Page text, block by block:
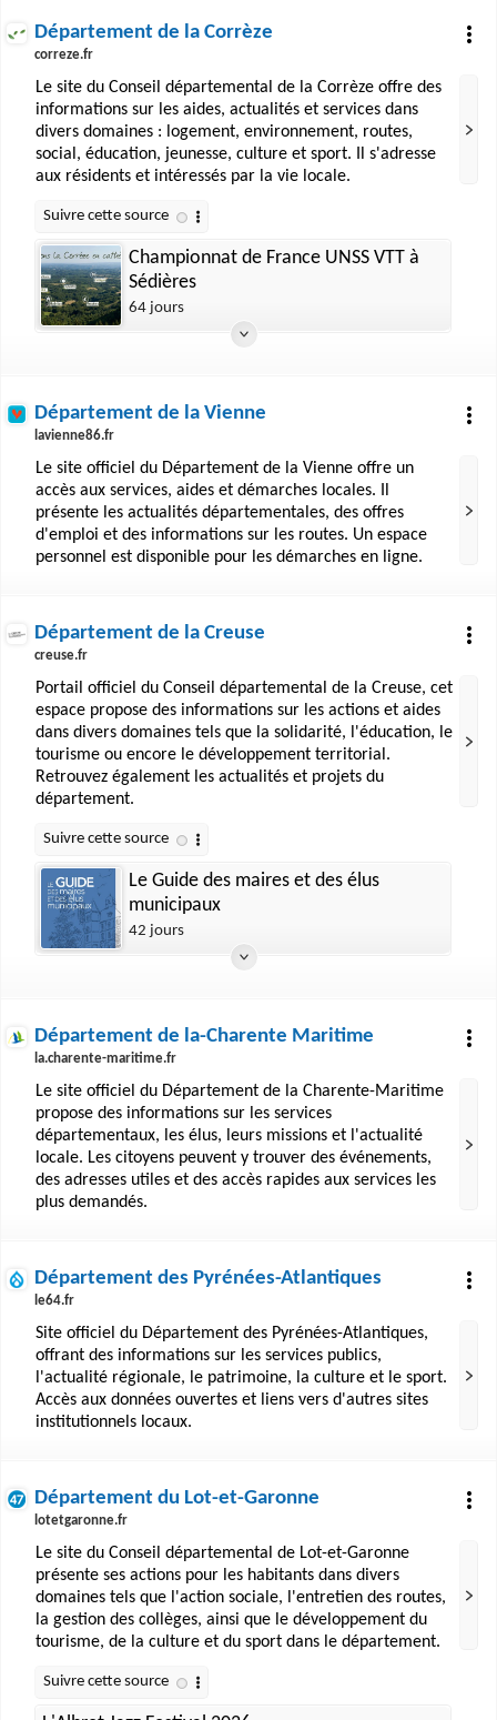
Département de la Corrèze
correze.fr
Le site du Conseil départemental de la Corrèze offre des
informations sur les aides, actualités et services dans
divers domaines : logement, environnement, routes,
social, éducation, jeunesse, culture et sport. Il s'adresse
aux résidents et intéressés par la vie locale.
Championnat de France UNSS VTT à
Sédières
64 jours
Département de la Vienne
lavienne86.fr
Le site officiel du Département de la Vienne offre un
accès aux services, aides et démarches locales. Il
présente les actualités départementales, des offres
d'emploi et des informations sur les routes. Un espace
personnel est disponible pour les démarches en ligne.
Département de la Creuse
creuse.fr
Portail officiel du Conseil départemental de la Creuse, cet
espace propose des informations sur les actions et aides
dans divers domaines tels que la solidarité, l'éducation, le
tourisme ou encore le développement territorial.
Retrouvez également les actualités et projets du
département.
Le Guide des maires et des élus
municipaux
42 jours
Département de la-Charente Maritime
la.charente-maritime.fr
Le site officiel du Département de la Charente-Maritime
propose des informations sur les services
départementaux, les élus, leurs missions et l'actualité
locale. Les citoyens peuvent y trouver des événements,
des adresses utiles et des accès rapides aux services les
plus demandés.
Département des Pyrénées-Atlantiques
le64.fr
Site officiel du Département des Pyrénées-Atlantiques,
offrant des informations sur les services publics,
l'actualité régionale, le patrimoine, la culture et le sport.
Accès aux données ouvertes et liens vers d'autres sites
institutionnels locaux.
Département du Lot-et-Garonne
lotetgaronne.fr
Le site du Conseil départemental de Lot-et-Garonne
présente ses actions pour les habitants dans divers
domaines tels que l'action sociale, l'entretien des routes,
la gestion des collèges, ainsi que le développement du
tourisme, de la culture et du sport dans le département.